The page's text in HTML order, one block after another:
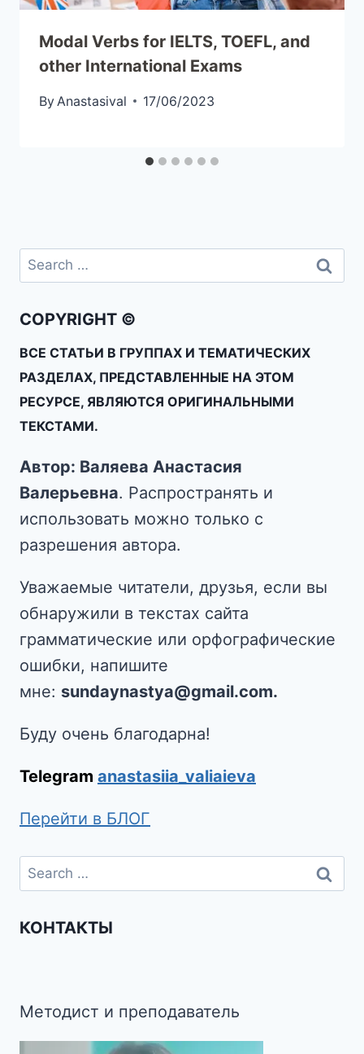
Modal Verbs for IELTS, TOEFL, and
other International Exams
By Anastasival 17/06/2023
COPYRIGHT ©
ВСЕ СТАТЬИ В ГРУППАХ И ТЕМАТИЧЕСКИХ
РАЗДЕЛАХ, ПРЕДСТАВЛЕННЫЕ НА ЭТОМ
РЕСУРСЕ, ЯВЛЯЮТСЯ ОРИГИНАЛЬНЫМИ
ТЕКСТАМИ.
Автор: Валяева Анастасия
Валерьевна. Распространять и
использовать можно только с
разрешения автора.
Уважаемые читатели, друзья, если вы
обнаружили в текстах сайта
грамматические или орфографические
ошибки, напишите
мне: sundaynastya@gmail.com.
Буду очень благодарна!
Telegram anastasiia_valiaieva
Перейти в БЛОГ
КОНТАКТЫ
Методист и преподаватель